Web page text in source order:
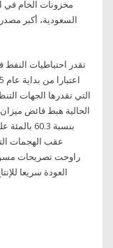
مخزونات الخام في
السعودية، أكبر
التي تقدرها الجهات
الحالية هبط فائض
عقب الهجمات
راوحت تصريحات
العودة سريعا